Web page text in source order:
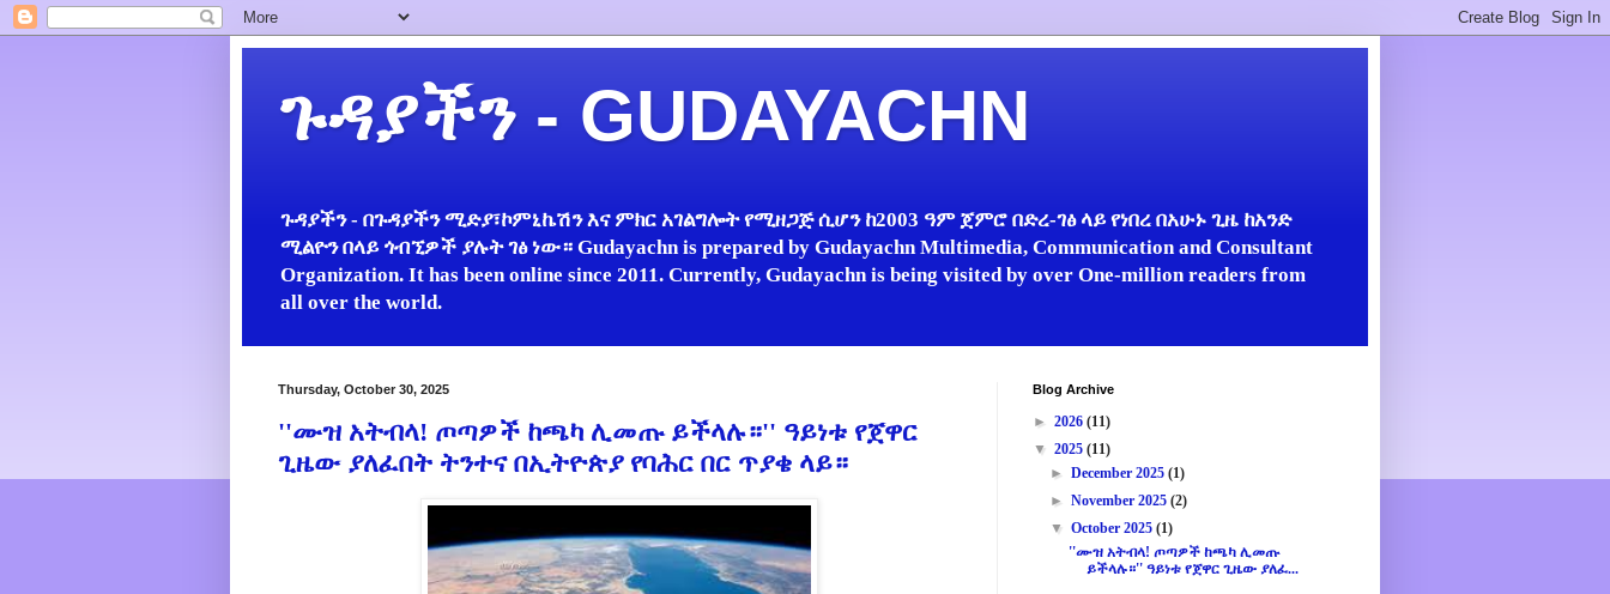
ጉዳያችን - GUDAYACHN
ጉዳያችን - በጉዳያችን ሚድያ፣ኮምኒኬሽን እና ምክር አገልግሎት የሚዘጋጅ ሲሆን ከ2003 ዓም ጀምሮ በድረ-ገፅ ላይ የነበረ በአሁኑ ጊዜ ከአንድ
ሚልዮን በላይ ጎብኚዎች ያሉት ገፅ ነው። Gudayachn is prepared by Gudayachn Multimedia, Communication and Consultant
Organization. It has been online since 2011. Currently, Gudayachn is being visited by over One-million readers from
all over the world.
Thursday, October 30, 2025
''ሙዝ አትብላ! ጦጣዎች ከጫካ ሊመጡ ይችላሉ።'' ዓይነቱ የጀዋር
ጊዜው ያለፈበት ትንተና በኢትዮጵያ የባሕር በር ጥያቄ ላይ።
Blog Archive
► 2026 (11)
▼ 2025 (11)
►December 2025(1)
►November 2025(2)
▼October 2025(1)
''ሙዝ አትብላ! ጦጣዎች ከጫካ ሊመጡ
ይችላሉ።'' ዓይነቱ የጀዋር ጊዜው ያለፈ...